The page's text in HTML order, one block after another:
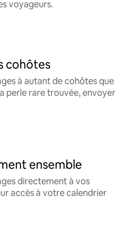
voyageurs.
cohôtes
à autant de cohôtes que
perle rare trouvée, envoyer
ensemble
directement à vos
accès à votre calendrier